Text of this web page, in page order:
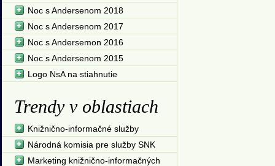
Noc s Andersenom 2018
Noc s Andersenom 2017
Noc s Andersemon 2016
Noc s Andersenom 2015
Logo NsA na stiahnutie
Trendy v oblastiach
Knižnično-informačné služby
Národná komisia pre služby SNK
Marketing knižnično-informačných